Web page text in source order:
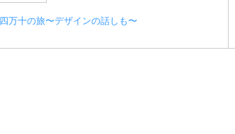
四万十の旅〜デザインの話しも〜